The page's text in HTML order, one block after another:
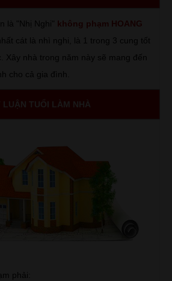
là "Nhị Nghi" không phạm HOANG
cát là nhì nghi, là 1 trong 3 cung tốt
Xây nhà trong năm này sẽ mang đến
cho cả gia đình.
LUẬN TUỔI LÀM NHÀ
phải: